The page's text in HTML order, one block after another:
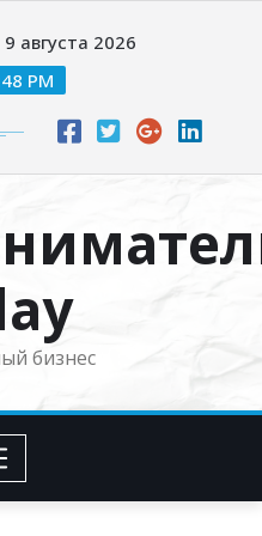
августа 2026
PM
бизнес